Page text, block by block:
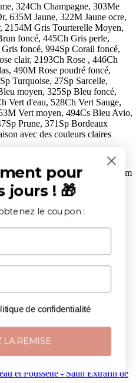
324Ch Champagne, 303Me
635M Jaune, 322M Jaune ocre,
2154M Gris Tourterelle Moyen,
foncé, 445Ch Gris perle,
foncé, 994Sp Corail foncé,
clair, 2193Ch Rose , 446Ch
490M Rose poudré foncé,
Turquoise, 27Sp Sarcelle,
moyen, 325Sp Bleu foncé,
Vert d'eau, 528Ch Vert Sauge,
Vert moyen, 494Cs Bleu Avio,
Prune, 371Sp Bordeaux
avec des couleurs claires
BB 120cm, BB 125cm, BB 130cm
Léger 200g/m²
Mesure - Satin Extrafin de
et Poussette - Satin Extrafin de
pour
jours ! 🎁
le coupon :
de confidentialité
LA REMISE